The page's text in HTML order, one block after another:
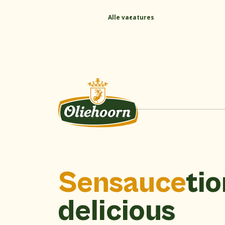
Alle vacatures
Sensauce
delicious